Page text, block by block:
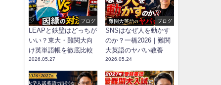
ブログ
LEAPと鉄壁はどっちが
いい？東大・難関大向
け英単語帳を徹底比較
2026.05.27
ブログ
SNSはなぜ人を動かす
のか？一橋2026｜難関
大英語のヤバい教養
2026.05.24